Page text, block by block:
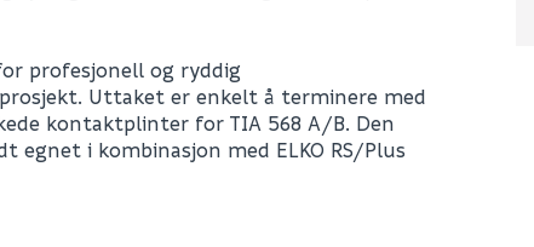
profesjonell og ryddig
Uttaket er enkelt å terminere med
kontaktplinter for TIA 568 A/B. Den
i kombinasjon med ELKO RS/Plus